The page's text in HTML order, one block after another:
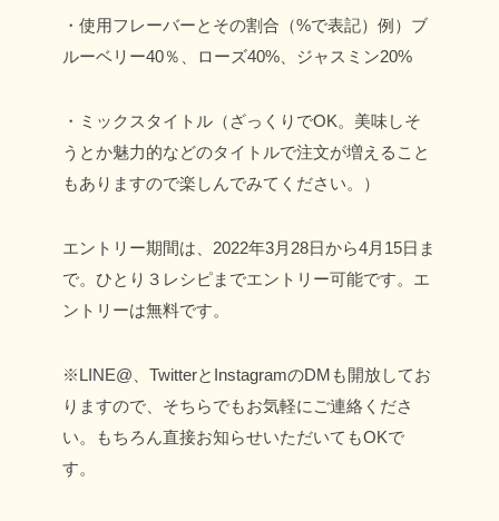
・使用フレーバーとその割合（%で表記） 例）ブ
ルーベリー40％、ローズ40%、ジャスミン20%
・ミックスタイトル（ざっくりでOK。美味しそ
うとか魅力的などのタイトルで注文が増えること
もありますので楽しんでみてください。）
エントリー期間は、2022年3月28日から4月15日ま
で。 ひとり３レシピまでエントリー可能です。 エ
ントリーは無料です。
※LINE@、TwitterとInstagramのDMも開放してお
りますので、そちらでもお気軽にご連絡くださ
い。もちろん直接お知らせいただいてもOKで
す。